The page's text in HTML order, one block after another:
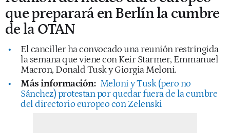
que preparará en Berlín la cumbre
de la OTAN
El canciller ha convocado una reunión restringida
la semana que viene con Keir Starmer, Emmanuel
Macron, Donald Tusk y Giorgia Meloni.
Más información: Meloni y Tusk (pero no
Sánchez) protestan por quedar fuera de la cumbre
del directorio europeo con Zelenski